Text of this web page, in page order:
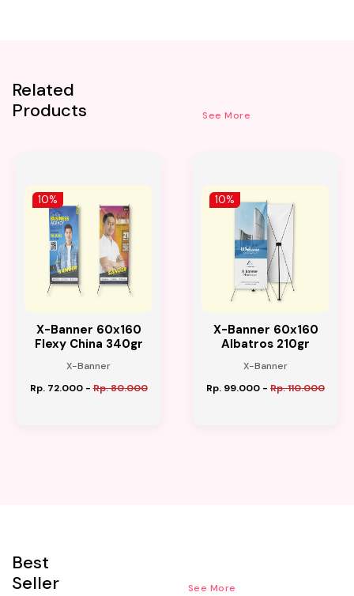
Related
Products
See More
10%
X-Banner 60x160
Flexy China 340gr
X-Banner
Rp. 72.000-Rp. 80.000
10%
X-Banner 60x160
Albatros 210gr
X-Banner
Rp. 99.000 - Rp. 110.000
Best
Seller
See More